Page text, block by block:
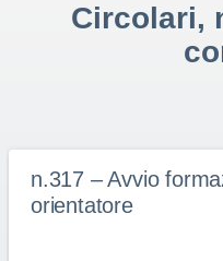
Circolari,
n.317 – Avvio
orientatore